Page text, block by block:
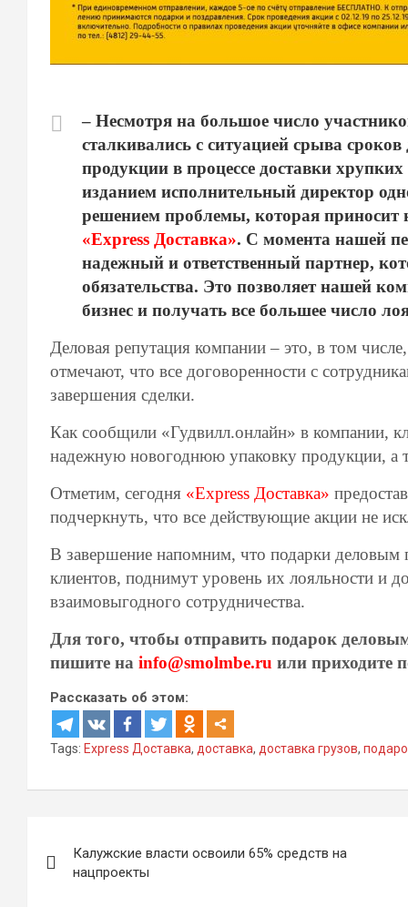
– Несмотря на большое число
сталкивались с ситуацией срыва
продукции в процессе доставки
изданием исполнительный директор
решением проблемы, которая
«Express Доставка». С момента нашей
надежный и ответственный партнер,
обязательства. Это позволяет нашей
бизнес и получать все большее число
Деловая репутация компании – это, в том
отмечают, что все договоренности с
завершения сделки.
Как сообщили «Гудвилл.онлайн» в компании,
надежную новогоднюю упаковку продукции, а
Отметим, сегодня «Express Доставка»
подчеркнуть, что все действующие акции не
В завершение напомним, что подарки деловым
клиентов, поднимут уровень их лояльности и
взаимовыгодного сотрудничества.
Для того, чтобы отправить подарок
пишите на info@smolmbe.ru или приходите
Рассказать об этом:
Tags: Express Доставка, доставка, доставка грузов,
по
Калужские власти освоили 65% средств на
нацпроекты